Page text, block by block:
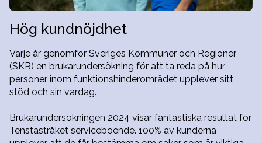
Hög kundnöjdhet
Varje år genomför Sveriges Kommuner och Regioner
(SKR) en brukarundersökning för att ta reda på hur
personer inom funktionshinderområdet upplever sitt
stöd och sin vardag.
Brukarundersökningen 2024 visar fantastiska resultat för
Tenstastråket serviceboende. 100% av kunderna